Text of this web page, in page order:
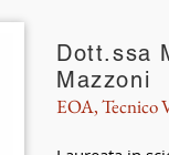
Dott.ssa
Mazzoni
EOA, Tecnico